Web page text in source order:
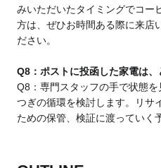
みいただいたタイミングでコー
方は、ぜひお時間ある際に来店
ださい。
Q8：ポストに投函した家電は、
Q8：専門スタッフの手で状態
つぎの循環を検討します。リサ
ための保管、検証に渡っていく